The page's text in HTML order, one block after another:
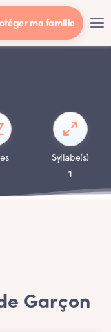
ma famille
Syllabe(s)
1
Garçon